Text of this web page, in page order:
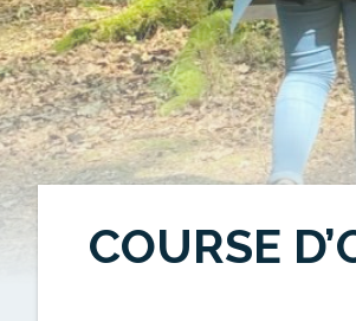
COURSE